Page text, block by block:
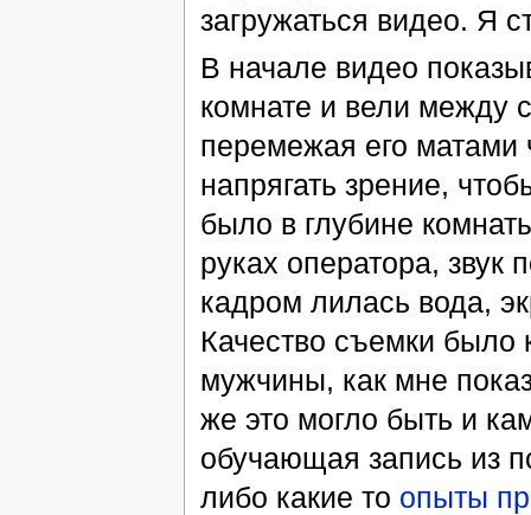
загружаться видео. Я
В начале видео
комнате и вели между
перемежая его
напрягать зрение,
было в глубине
руках оператора, звук
кадром лилась вода,
Качество съемки
мужчины, как мне
же это могло быть и
обучающая запись из
либо какие то опыты